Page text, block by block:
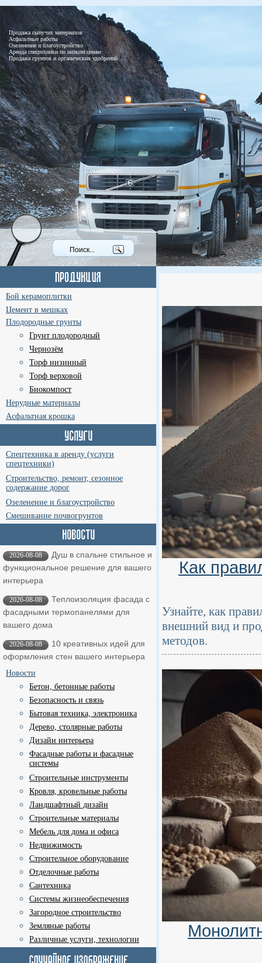
Продажа сыпучих материалов
Асфальтные работы
Озеленение и благоустройство
Аренда спецтехники по низким ценам
Продажа грунтов и органических удобрений
Бой керамоплитки
Цемент в мешках
Плодородные грунты
Грунт плодородный
Чернозём
Торф низинный
Торф верховой
Биокомпост
Нерудные материалы
Асфальтная крошка
Спецтехника в аренду (услуги
спецтехники)
Строительство, ремонт, сезонное
содержание дорог
Озеленение и благоустройство
Смешивание почвогрунтов
2026-08-08
Душ в спальне стильное и
функциональное решение для вашего
интерьера
2026-08-08
Теплоизоляция фасада с
фасадными термопанелями для
вашего дома
2026-08-08
10 креативных идей для
оформления стен вашего интерьера
Новости
Бетон, бетонные работы
Безопасность и связь
Бытовая техника, электроника
Дерево, столярные работы
Дизайн интерьера
Фасадные работы и фасадные
системы
Строительные инструменты
Кровля, кровельные работы
Ландшафтный дизайн
Строительные материалы
Мебель для дома и офиса
Недвижимость
Строительное оборудование
Отделочные работы
Сантехника
Системы жизнеобеспечения
Загородное строительство
Земляные работы
Различные услуги, технологии
Как
Узнайте, как
внешний вид и
методов.